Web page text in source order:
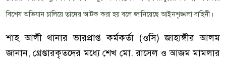
বিশেষ অভিযান চালিয়ে তাদের আটক করা হয় বলে জানিয়েছে আইনশৃঙ্খলা বাহিনী।
শাহ আলী থানার ভারপ্রাপ্ত কর্মকর্তা (ওসি) জাহাঙ্গীর আলম
জানান, গ্রেপ্তারকৃতদের মধ্যে শেখ মো. রাসেল ও আজম মামলার